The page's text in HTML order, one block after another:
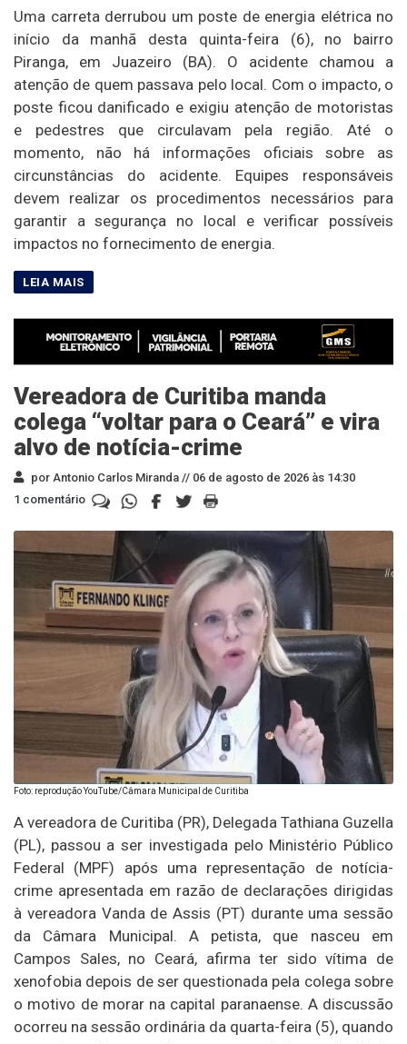
Uma carreta derrubou um poste de energia elétrica no
início da manhã desta quinta-feira (6), no bairro
Piranga, em Juazeiro (BA). O acidente chamou a
atenção de quem passava pelo local. Com o impacto, o
poste ficou danificado e exigiu atenção de motoristas
e pedestres que circulavam pela região. Até o
momento, não há informações oficiais sobre as
circunstâncias do acidente. Equipes responsáveis
devem realizar os procedimentos necessários para
garantir a segurança no local e verificar possíveis
impactos no fornecimento de energia.
Vereadora de Curitiba manda
colega “voltar para o Ceará” e vira
alvo de notícia-crime
por Antonio Carlos Miranda // 06 de agosto de 2026 às 14:30
1 comentário
Foto: reprodução YouTube/Câmara Municipal de Curitiba
A vereadora de Curitiba (PR), Delegada Tathiana Guzella
(PL), passou a ser investigada pelo Ministério Público
Federal (MPF) após uma representação de notícia-
crime apresentada em razão de declarações dirigidas
à vereadora Vanda de Assis (PT) durante uma sessão
da Câmara Municipal. A petista, que nasceu em
Campos Sales, no Ceará, afirma ter sido vítima de
xenofobia depois de ser questionada pela colega sobre
o motivo de morar na capital paranaense. A discussão
ocorreu na sessão ordinária da quarta-feira (5), quando